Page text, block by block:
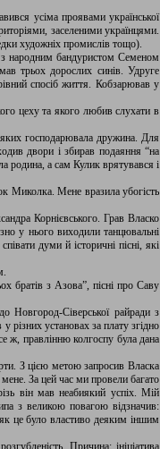
усіма проявами української
заселеними українцями.
художніх промислів тощо).
з народним бандуристом Семеном
трьох дорослих синів. Удруге
спосіб життя. Кобзарював у
цеху та якого любив слухати в
господарювала дружина. Для
двори і збирав подаяння “на
родина, а сам Кулик врятувався і
Миколка. Мене вразила убогість
Корнієвського. Грав Власко
у нього виходили танцювальні
думи й історичні пісні, які
братів з Азова”, пісні про Саву
Новгород-Сіверської райради з
різних установах за плату згідно
ж, правлінню колгоспу була дана
З цією метою запросив Власка
За цей час ми провели багато
він мав неабиякий успіх. Мій
з великою повагою відзначив:
це було властиво деяким іншим
Причина: ініціатива